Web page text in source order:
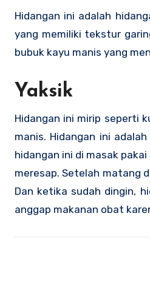
Hidangan ini adalah
yang memiliki tekstur
bubuk kayu manis yang
Yaksik
Hidangan ini mirip seperti
manis. Hidangan ini
hidangan ini di masak
meresap. Setelah matang
Dan ketika sudah dingin,
anggap makanan obat